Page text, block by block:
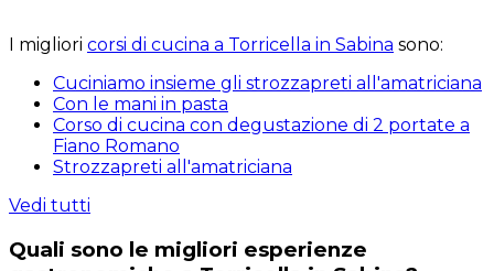
I migliori corsi di cucina a Torricella in Sabina sono:
Cuciniamo insieme gli strozzapreti all'amatriciana
Con le mani in pasta
Corso di cucina con degustazione di 2 portate a
Fiano Romano
Strozzapreti all'amatriciana
Vedi tutti
Quali sono le migliori esperienze